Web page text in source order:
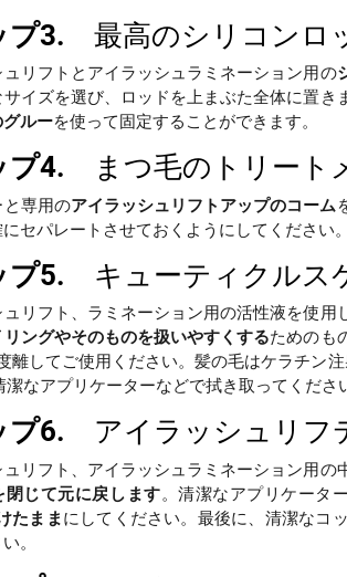
プ3. 最高のシリコンロ
リフトとアイラッシュラミネーション用の
イズを選び、ロッドを上まぶた全体に置き
ルーを使って固定することができます。
プ4. まつ毛のトリート
専用のアイラッシュリフトアップのコーム
セパレートさせておくようにしてください。
プ5. キューティクルス
リフト、ラミネーション用の活性液を使用
ングやそのものを扱いやすくするためのも
離してご使用ください。髪の毛はケラチン
潔なアプリケーターなどで拭き取ってくださ
プ6. アイラッシュリフ
リフト、アイラッシュラミネーション用の
閉じて元に戻します。清潔なアプリケータ
たままにしてください。最後に、清潔なコ
。